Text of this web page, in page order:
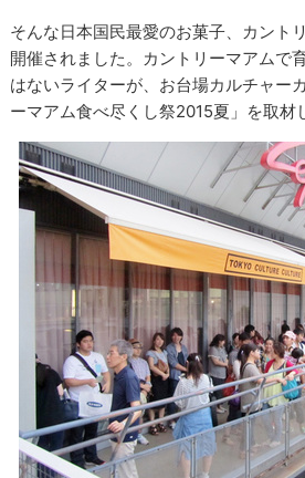
そんな日本国民最愛のお菓子、カント
開催されました。カントリーマアムで
はないライターが、お台場カルチャー
ーマアム食べ尽くし祭2015夏」を取材